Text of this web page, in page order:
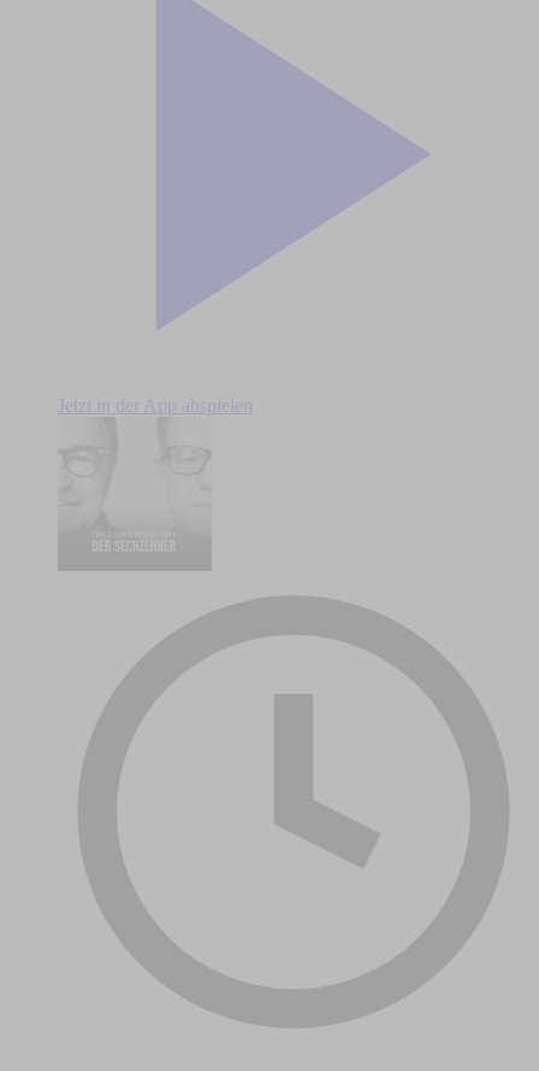
Jetzt in der App abspielen